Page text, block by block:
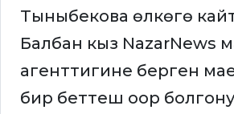
Тыныбекова өлкөгө
Балбан кыз NazarNews
агенттигине берген
бир беттеш оор